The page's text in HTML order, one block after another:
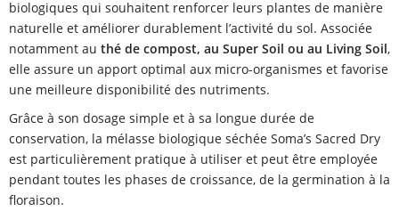
biologiques qui souhaitent renforcer leurs plantes de manière
naturelle et améliorer durablement l’activité du sol. Associée
notamment au thé de compost, au Super Soil ou au Living Soil,
elle assure un apport optimal aux micro-organismes et favorise
une meilleure disponibilité des nutriments.
Grâce à son dosage simple et à sa longue durée de
conservation, la mélasse biologique séchée Soma’s Sacred Dry
est particulièrement pratique à utiliser et peut être employée
pendant toutes les phases de croissance, de la germination à la
floraison.